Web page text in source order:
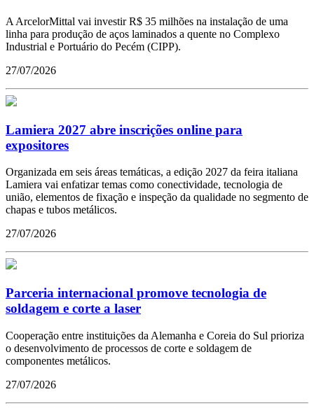
A ArcelorMittal vai investir R$ 35 milhões na instalação de uma
linha para produção de aços laminados a quente no Complexo
Industrial e Portuário do Pecém (CIPP).
27/07/2026
Lamiera 2027 abre inscrições online para
expositores
Organizada em seis áreas temáticas, a edição 2027 da feira italiana
Lamiera vai enfatizar temas como conectividade, tecnologia de
união, elementos de fixação e inspeção da qualidade no segmento de
chapas e tubos metálicos.
27/07/2026
Parceria internacional promove tecnologia de
soldagem e corte a laser
Cooperação entre instituições da Alemanha e Coreia do Sul prioriza
o desenvolvimento de processos de corte e soldagem de
componentes metálicos.
27/07/2026